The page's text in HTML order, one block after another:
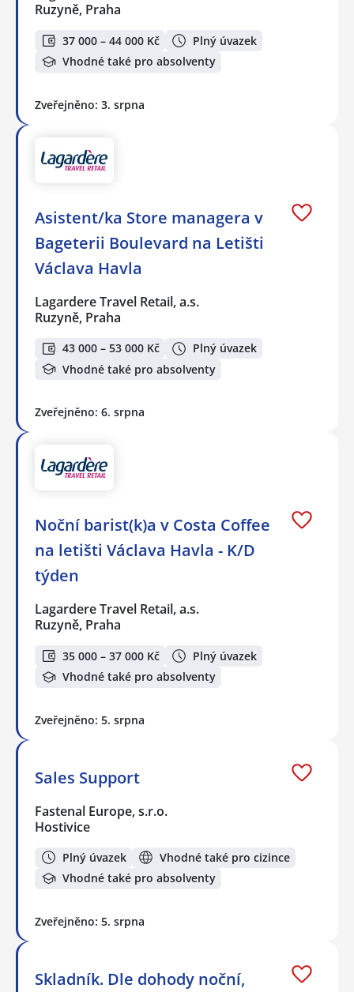
Ruzyně, Praha
37 000 – 44 000 Kč
Plný úvazek
Vhodné také pro absolventy
Zveřejněno: 3. srpna
Asistent/ka Store managera v
Bageterii Boulevard na Letišti
Václava Havla
Lagardere Travel Retail, a.s.
Ruzyně, Praha
43 000 – 53 000 Kč
Plný úvazek
Vhodné také pro absolventy
Zveřejněno: 6. srpna
Noční barist(k)a v Costa Coffee
na letišti Václava Havla - K/D
týden
Lagardere Travel Retail, a.s.
Ruzyně, Praha
35 000 – 37 000 Kč
Plný úvazek
Vhodné také pro absolventy
Zveřejněno: 5. srpna
Sales Support
Fastenal Europe, s.r.o.
Hostivice
Plný úvazek
Vhodné také pro cizince
Vhodné také pro absolventy
Zveřejněno: 5. srpna
Skladník. Dle dohody noční,